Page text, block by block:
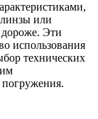
или
Эти
использования
технических